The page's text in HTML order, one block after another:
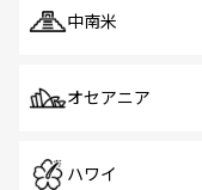
中南米
オセアニア
ハワイ